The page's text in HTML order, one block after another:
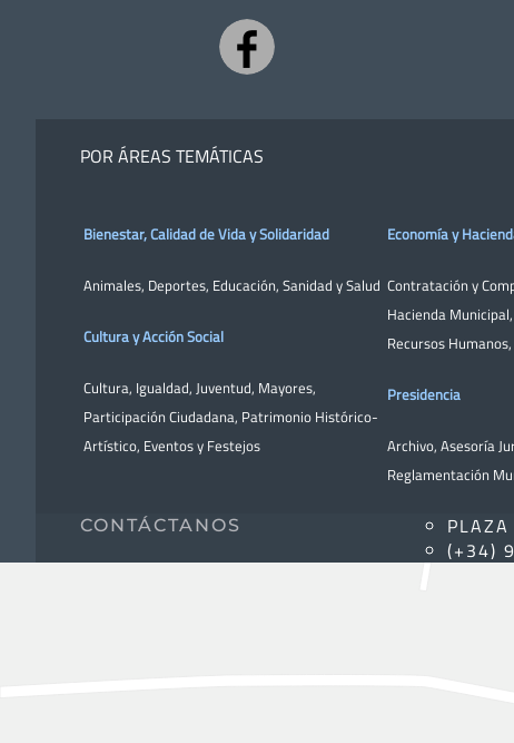
POR ÁREAS TEMÁTICAS
Bienestar, Calidad de Vida y Solidaridad
Animales, Deportes, Educación, Sanidad y Salud
Cultura y Acción Social
Cultura, Igualdad, Juventud, Mayores,
Participación Ciudadana, Patrimonio Histórico-
Artístico, Eventos y Festejos
Economía y
Contratación y
Hacienda Municipal,
Recursos Humanos,
Presidencia
Archivo, Asesoría
Reglamentación
CONTÁCTANOS
(+34)